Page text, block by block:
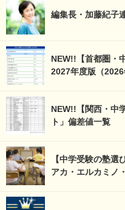
編集長・加藤紀子
NEW!!【首都圏・
2027年度版（2026
NEW!!【関西・中
ト」偏差値一覧
【中学受験の塾
アカ・エルカミノ